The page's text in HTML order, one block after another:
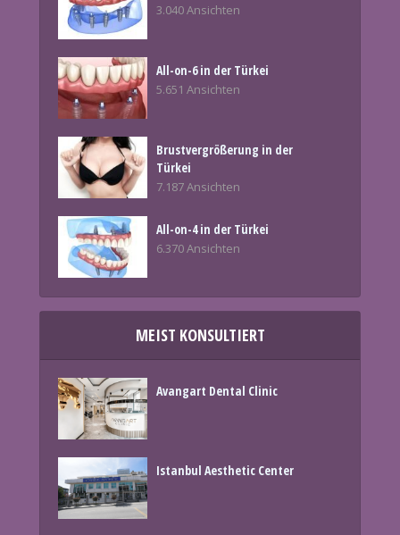
3.040 Ansichten
All-on-6 in der Türkei
5.651 Ansichten
Brustvergrößerung in der
Türkei
7.187 Ansichten
All-on-4 in der Türkei
6.370 Ansichten
MEIST KONSULTIERT
Avangart Dental Clinic
Istanbul Aesthetic Center